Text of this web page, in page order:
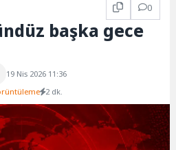
0
başka gece
19 Nis 2026 11:36
2 dk.